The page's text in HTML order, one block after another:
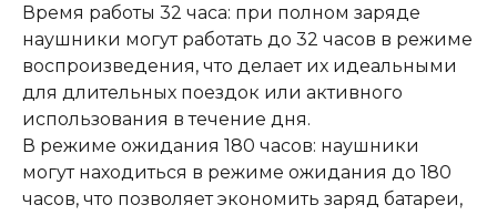
Время работы 32 часа: при полном заряде
наушники могут работать до 32 часов в режиме
воспроизведения, что делает их идеальными
для длительных поездок или активного
использования в течение дня.
В режиме ожидания 180 часов: наушники
могут находиться в режиме ожидания до 180
часов, что позволяет экономить заряд батареи,